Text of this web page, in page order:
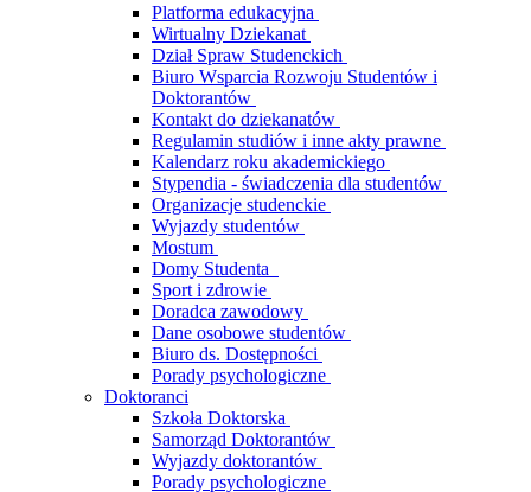
Platforma edukacyjna
Wirtualny Dziekanat
Dział Spraw Studenckich
Biuro Wsparcia Rozwoju Studentów i
Doktorantów
Kontakt do dziekanatów
Regulamin studiów i inne akty prawne
Kalendarz roku akademickiego
Stypendia - świadczenia dla studentów
Organizacje studenckie
Wyjazdy studentów
Mostum
Domy Studenta
Sport i zdrowie
Doradca zawodowy
Dane osobowe studentów
Biuro ds. Dostępności
Porady psychologiczne
Doktoranci
Szkoła Doktorska
Samorząd Doktorantów
Wyjazdy doktorantów
Porady psychologiczne